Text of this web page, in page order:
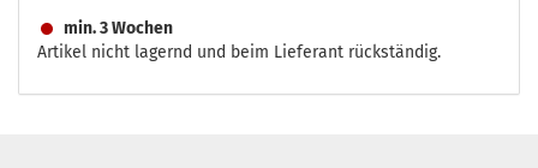
min. 3 Wochen
Artikel nicht lagernd und beim Lieferant rückständig.